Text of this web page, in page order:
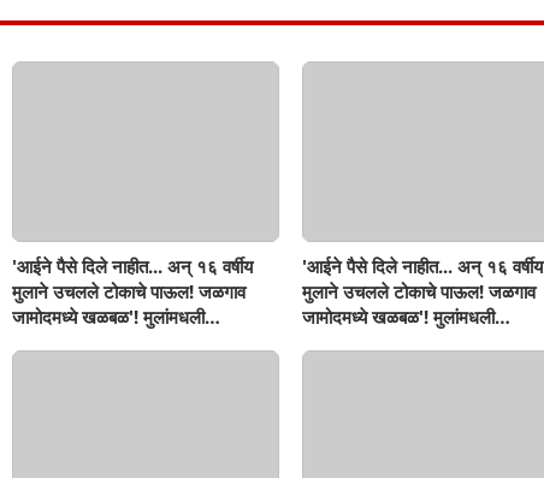
'आईने पैसे दिले नाहीत... अन् १६ वर्षीय
मुलाने उचलले टोकाचे पाऊल! जळगाव
जामोदमध्ये खळबळ'! मुलांमधली
'आईने पैसे दिले नाहीत... अन् १६ वर्षीय
मुलाने उचलले टोकाचे पाऊल! जळगाव
जामोदमध्ये खळबळ'! मुलांमधली